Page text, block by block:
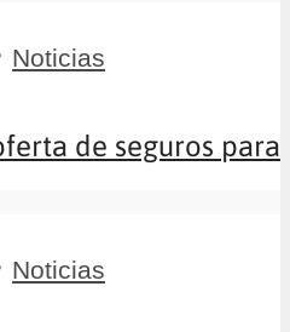
Noticias
de seguros para
Noticias